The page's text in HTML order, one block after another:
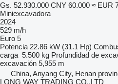
Gs. 52.930.000 CNY 60.000 ≈ EUR
Miniexcavadora
2024
529 m/h
Euro 5
Potencia 22.86 kW (31.1 Hp)
carga 5.500 kg Profundidad de
excavación 5,955 m
China, Anyang City, Henan
LONG WAY TRADING CO.,LTD